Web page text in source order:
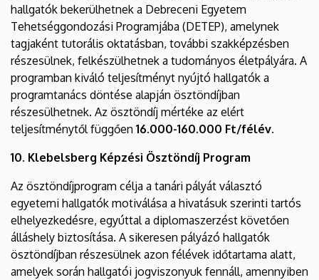
hallgatók bekerülhetnek a Debreceni Egyetem
Tehetséggondozási Programjába (DETEP), amelynek
tagjaként tutorális oktatásban, további szakképzésben
részesülnek, felkészülhetnek a tudományos életpályára. A
programban kiváló teljesítményt nyújtó hallgatók a
programtanács döntése alapján ösztöndíjban
részesülhetnek. Az ösztöndíj mértéke az elért
teljesítménytől függően 16.000-160.000 Ft/félév.
10. Klebelsberg Képzési Ösztöndíj Program
Az ösztöndíjprogram célja a tanári pályát választó
egyetemi hallgatók motiválása a hivatásuk szerinti tartós
elhelyezkedésre, egyúttal a diplomaszerzést követően
álláshely biztosítása. A sikeresen pályázó hallgatók
ösztöndíjban részesülnek azon félévek időtartama alatt,
amelyek során hallgatói jogviszonyuk fennáll, amennyiben